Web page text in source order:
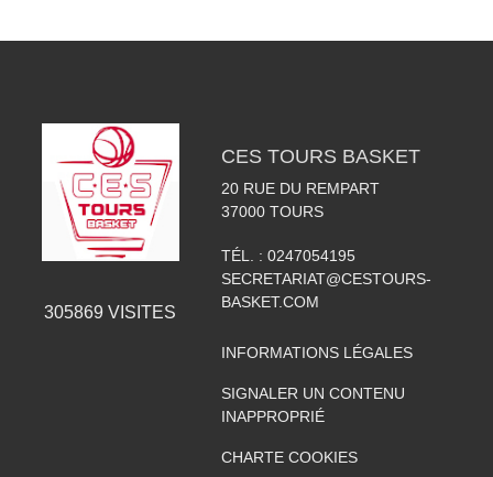
305869 VISITES
CES TOURS BASKET
20 RUE DU REMPART
37000 TOURS
TÉL. : 0247054195
SECRETARIAT@CESTOURS-
BASKET.COM
INFORMATIONS LÉGALES
SIGNALER UN CONTENU
INAPPROPRIÉ
CHARTE COOKIES